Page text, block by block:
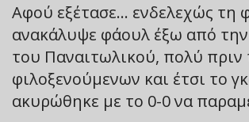
Αφού εξέτασε… ενδελεχώς τη
ανακάλυψε φάουλ έξω από
του Παναιτωλικού, πολύ πριν
φιλοξενούμενων και έτσι το
ακυρώθηκε με το 0-0 να